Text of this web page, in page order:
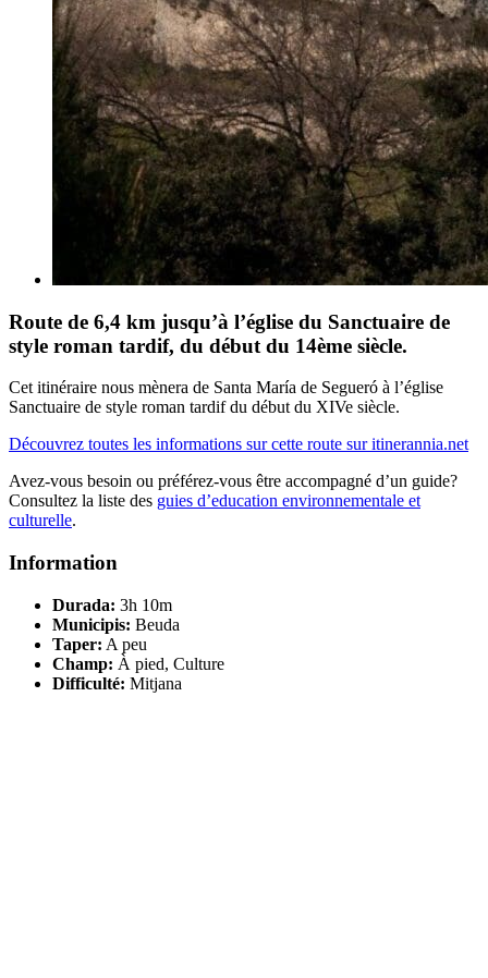
Route de 6,4 km jusqu’à l’église du Sanctuaire de
style roman tardif, du début du 14ème siècle.
Cet itinéraire nous mènera de Santa María de Segueró à l’église
Sanctuaire de style roman tardif du début du XIVe siècle.
Découvrez toutes les informations sur cette route sur itinerannia.net
Avez-vous besoin ou préférez-vous être accompagné d’un guide?
Consultez la liste des guies d’education environnementale et
culturelle.
Information
Durada: 3h 10m
Municipis: Beuda
Taper: A peu
Champ: À pied, Culture
Difficulté: Mitjana